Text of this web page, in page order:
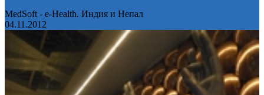
MedSoft - e-Health. Индия и Непал
04.11.2012